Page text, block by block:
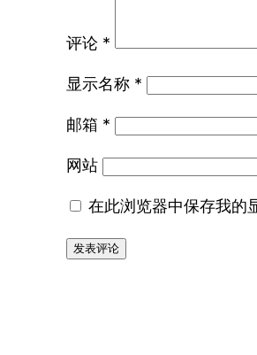
评论 *
显示名称 *
邮箱 *
网站
在此浏览器中保存我的